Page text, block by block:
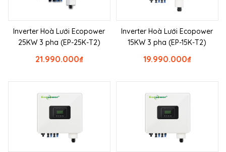
Inverter Hoà Lưới Ecopower
25KW 3 pha (EP-25K-T2)
₫
21.990.000
Inverter Hoà Lưới Ecopower
15KW 3 pha (EP-15K-T2)
₫
19.990.000